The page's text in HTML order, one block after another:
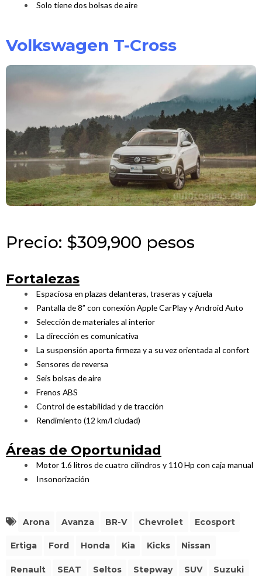
Solo tiene dos bolsas de aire
Volkswagen T-Cross
Precio: $309,900 pesos
Fortalezas
Espaciosa en plazas delanteras, traseras y cajuela
Pantalla de 8” con conexión Apple CarPlay y Android Auto
Selección de materiales al interior
La dirección es comunicativa
La suspensión aporta firmeza y a su vez orientada al confort
Sensores de reversa
Seis bolsas de aire
Frenos ABS
Control de estabilidad y de tracción
Rendimiento (12 km/l ciudad)
Áreas de Oportunidad
Motor 1.6 litros de cuatro cilindros y 110 Hp con caja manual
Insonorización
Arona Avanza BR-V Chevrolet Ecosport
Ertiga Ford Honda Kia Kicks Nissan
Renault SEAT Seltos Stepway SUV Suzuki